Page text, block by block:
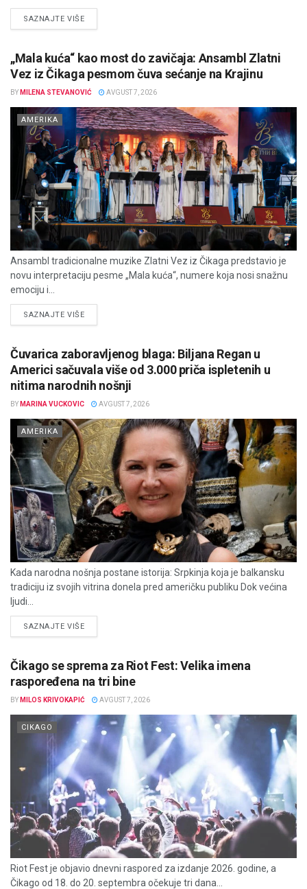
SAZNAJTE VIŠEDETAILS
„Mala kuća“ kao most do zavičaja: Ansambl Zlatni
Vez iz Čikaga pesmom čuva sećanje na Krajinu
BY MILENA STEVANOVIĆ AVGUST 7, 2026
AMERIKA
Ansambl tradicionalne muzike Zlatni Vez iz Čikaga predstavio je
novu interpretaciju pesme „Mala kuća“, numere koja nosi snažnu
emociju i...
SAZNAJTE VIŠEDETAILS
Čuvarica zaboravljenog blaga: Biljana Regan u
Americi sačuvala više od 3.000 priča ispletenih u
nitima narodnih nošnji
BY MARINA VUCKOVIC AVGUST 7, 2026
AMERIKA
Kada narodna nošnja postane istorija: Srpkinja koja je balkansku
tradiciju iz svojih vitrina donela pred američku publiku Dok većina
ljudi...
SAZNAJTE VIŠEDETAILS
Čikago se sprema za Riot Fest: Velika imena
raspoređena na tri bine
BY MILOS KRIVOKAPIĆ AVGUST 7, 2026
CIKAGO
Riot Fest je objavio dnevni raspored za izdanje 2026. godine, a
Čikago od 18. do 20. septembra očekuje tri dana...